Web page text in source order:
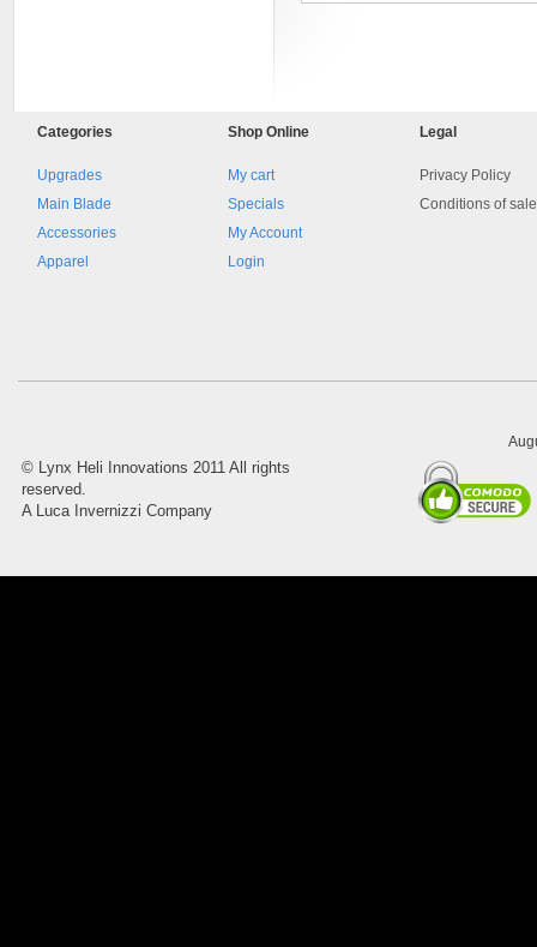
Blocchetto 161084 Ossidato
8045.00000000 Pietro 16
Supporto piega 4 Ossidato nero
Categories
Upgrades
Main Blade
Accessories
Apparel
Shop Online
My cart
Specials
My Account
Login
Legal
Privacy Policy
Conditions of
© Lynx Heli Innovations 2011 All rights
reserved.
A Luca Invernizzi Company